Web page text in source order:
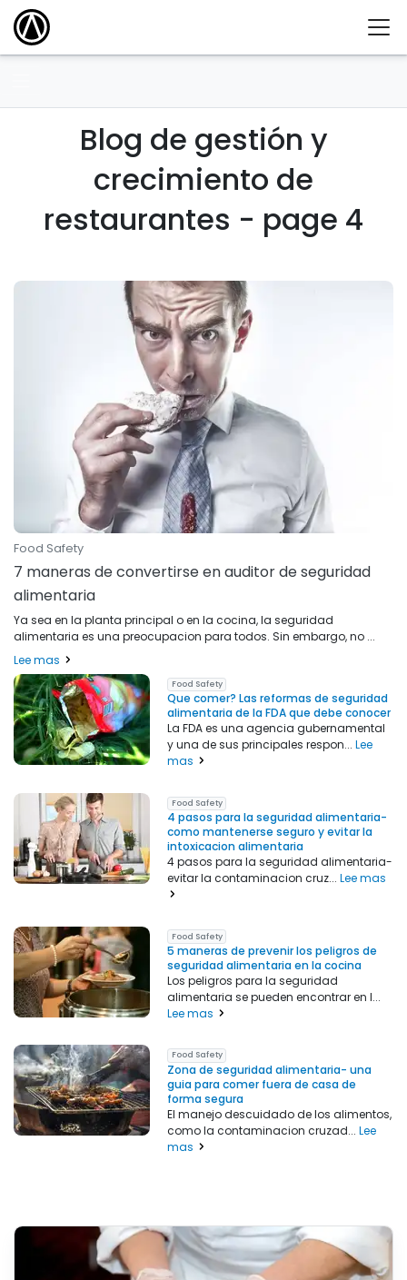
Blog de gestión y
crecimiento de
restaurantes - page 4
Food Safety
7 maneras de convertirse en auditor de seguridad
alimentaria
Ya sea en la planta principal o en la cocina, la seguridad
alimentaria es una preocupacion para todos. Sin embargo, no ...
Lee mas
Food Safety
Que comer? Las reformas de seguridad
alimentaria de la FDA que debe conocer
La FDA es una agencia gubernamental
y una de sus principales respon...Lee
mas
Food Safety
4 pasos para la seguridad alimentaria-
como mantenerse seguro y evitar la
intoxicacion alimentaria
4 pasos para la seguridad alimentaria-
evitar la contaminacion cruz...Lee mas
Food Safety
5 maneras de prevenir los peligros de
seguridad alimentaria en la cocina
Los peligros para la seguridad
alimentaria se pueden encontrar en l...
Lee mas
Food Safety
Zona de seguridad alimentaria- una
guia para comer fuera de casa de
forma segura
El manejo descuidado de los alimentos,
como la contaminacion cruzad...Lee
mas